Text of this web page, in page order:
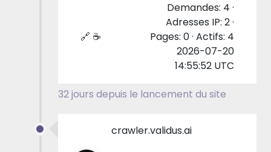
🔗 ☕
Demandes: 4 ·
Adresses IP: 2 ·
Pages: 0 · Actifs: 4
2026-07-20
14:55:52 UTC
32 jours depuis le lancement du site
crawler.validus.ai